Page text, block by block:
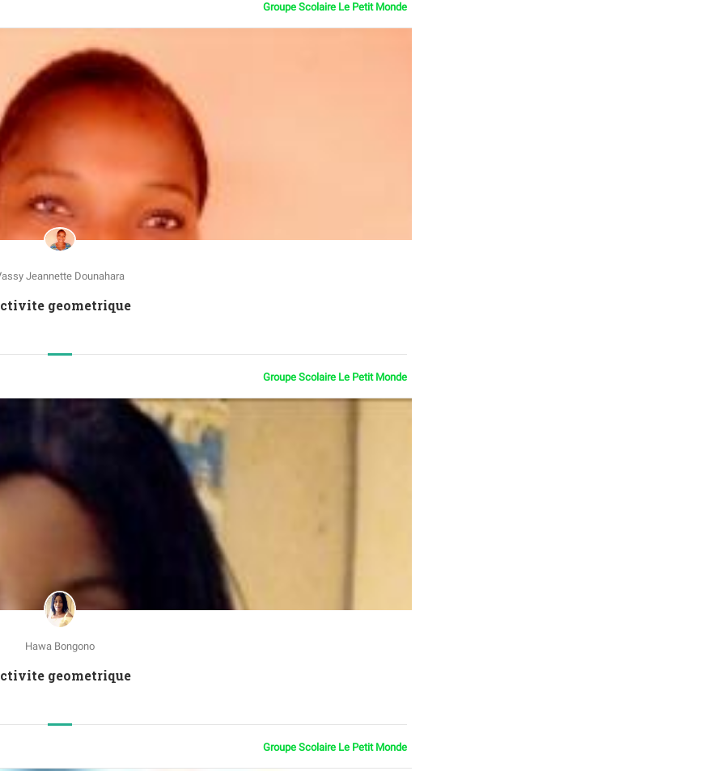
Groupe Scolaire Le Petit Monde
Jeannette Dounahara
Activite geometrique
Groupe Scolaire Le Petit Monde
Hawa Bongono
Activite geometrique
Groupe Scolaire Le Petit Monde